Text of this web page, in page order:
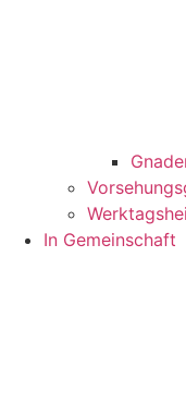
In Gemeinschaft